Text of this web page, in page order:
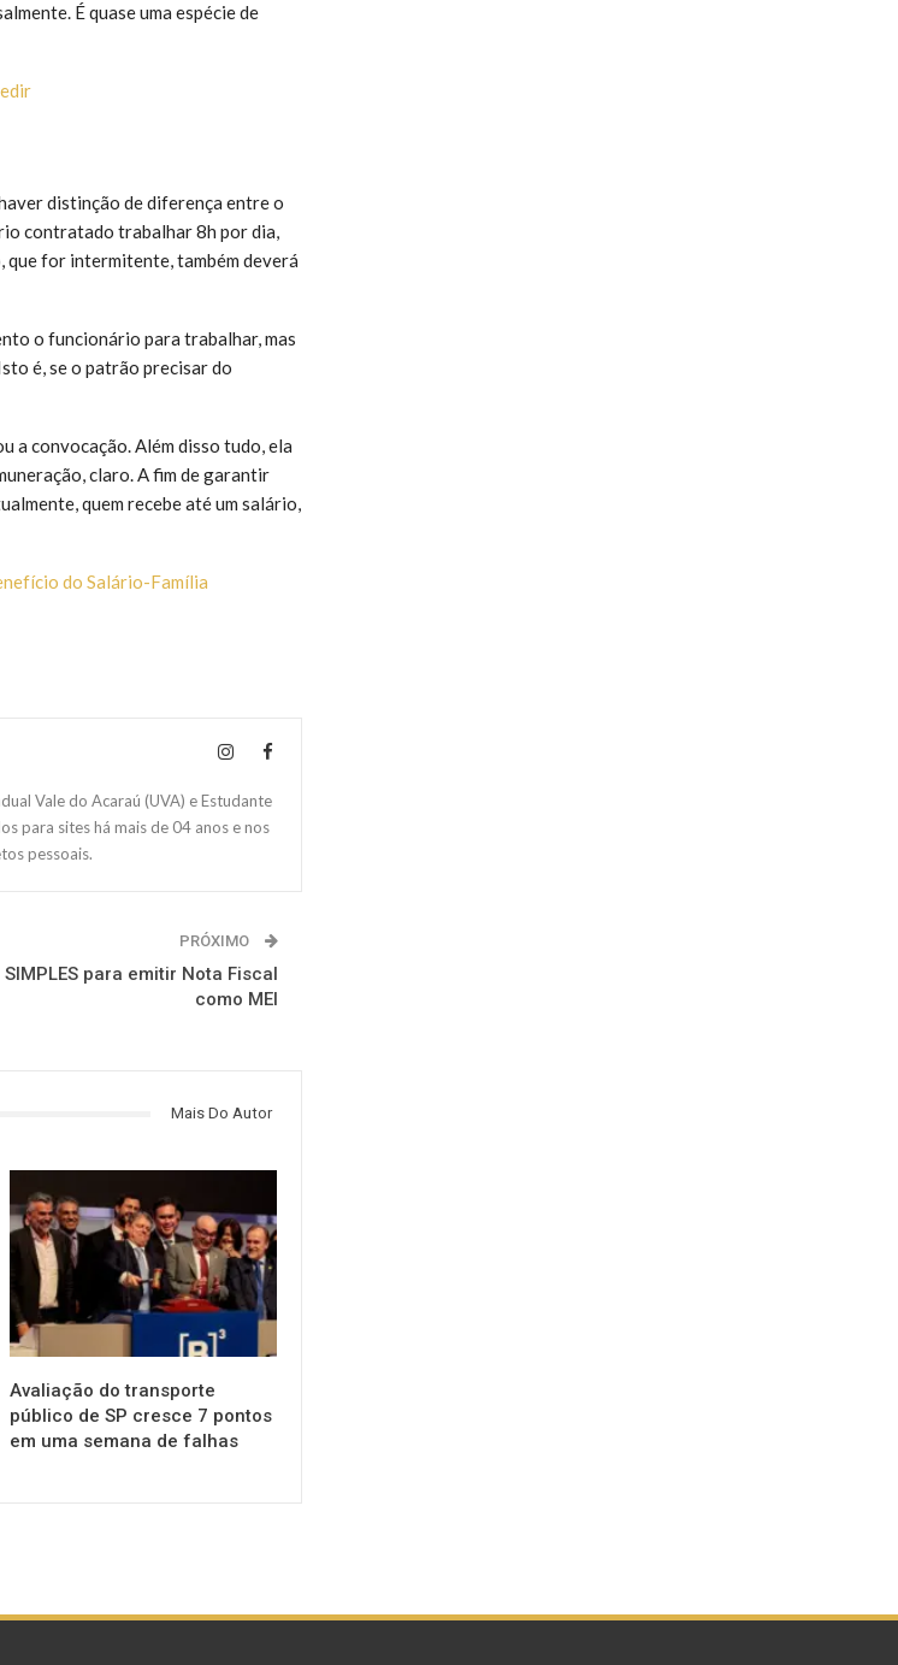
É quase uma espécie de
distinção de diferença entre o
contratado trabalhar 8h por dia,
que for intermitente, também deverá
o funcionário para trabalhar, mas
é, se o patrão precisar do
a convocação. Além disso tudo, ela
claro. A fim de garantir
quem recebe até um salário,
do Salário-Família
Vale do Acaraú (UVA) e Estudante
para sites há mais de 04 anos e nos
pessoais.
PRÓXIMO
para emitir Nota Fiscal
como MEI
Mais Do Autor
Avaliação do transporte
público de SP cresce 7 pontos
em uma semana de falhas